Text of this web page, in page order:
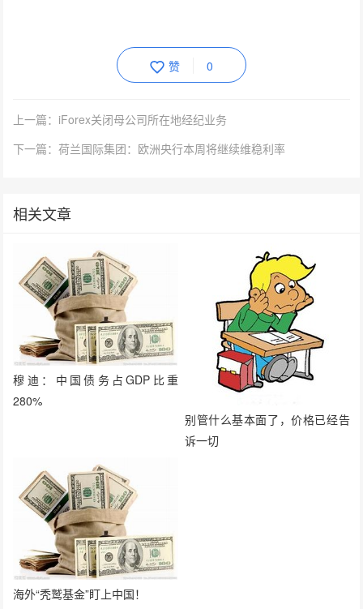
赞 0
上一篇：iForex关闭母公司所在地经纪业务
下一篇：荷兰国际集团：欧洲央行本周将继续维稳利率
相关文章
穆迪：中国债务占GDP比重
280%
别管什么基本面了，价格已经告
诉一切
海外“秃鹫基金”盯上中国！